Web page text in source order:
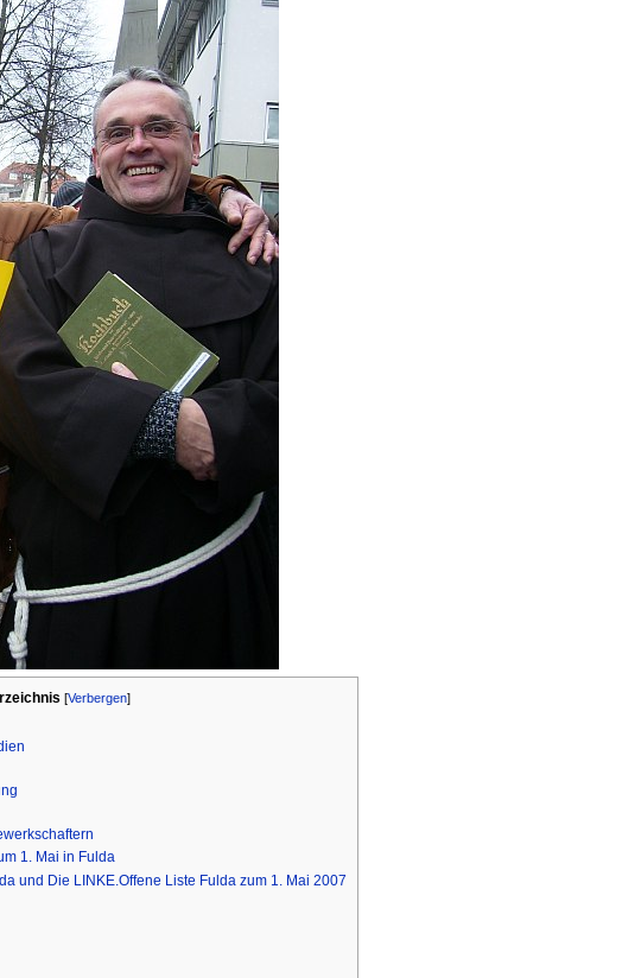
[Verbergen]
1. Mai in Fulda
und Die LINKE.Offene Liste Fulda zum 1. Mai 2007